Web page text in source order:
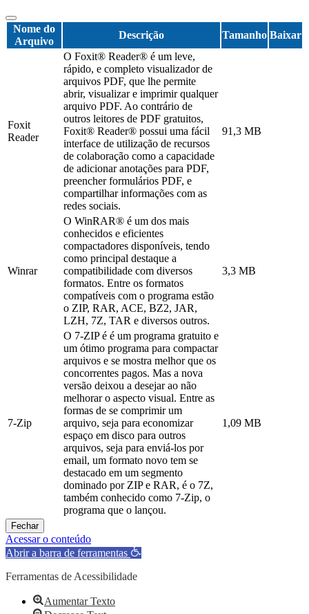
Nome do
Arquivo
Descrição Tamanho Baixar
Foxit
Reader
O Foxit® Reader® é um leve,
rápido, e completo visualizador de
arquivos PDF, que lhe permite
abrir, visualizar e imprimir qualquer
arquivo PDF. Ao contrário de
outros leitores de PDF gratuitos,
Foxit® Reader® possui uma fácil
interface de utilização de recursos
de colaboração como a capacidade
de adicionar anotações para PDF,
preencher formulários PDF, e
compartilhar informações com as
redes sociais.
91,3 MB
Winrar
O WinRAR® é um dos mais
conhecidos e eficientes
compactadores disponíveis, tendo
como principal destaque a
compatibilidade com diversos
formatos. Entre os formatos
compatíveis com o programa estão
o ZIP, RAR, ACE, BZ2, JAR,
LZH, 7Z, TAR e diversos outros.
3,3 MB
7-Zip
O 7-ZIP é é um programa gratuito e
um ótimo programa para compactar
arquivos e se mostra melhor que os
concorrentes pagos. Mas a nova
versão deixou a desejar ao não
melhorar o aspecto visual. Entre as
formas de se comprimir um
arquivo, seja para economizar
espaço em disco para outros
arquivos, seja para enviá-los por
email, um formato novo tem se
destacado em um segmento
dominado por ZIP e RAR, é o 7Z,
também conhecido como 7-Zip, o
programa que o lançou.
1,09 MB
Fechar
Acessar o conteúdo
Abrir a barra de ferramentas
Ferramentas de Acessibilidade
Aumentar Texto